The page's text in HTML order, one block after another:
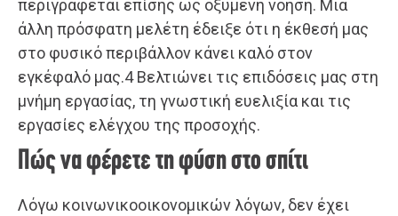
περιγράφεται επίσης ως οξυμένη νόηση. Μια
άλλη πρόσφατη μελέτη έδειξε ότι η έκθεσή μας
στο φυσικό περιβάλλον κάνει καλό στον
εγκέφαλό μας.4 Βελτιώνει τις επιδόσεις μας στη
μνήμη εργασίας, τη γνωστική ευελιξία και τις
εργασίες ελέγχου της προσοχής.
Πώς να φέρετε τη φύση στο σπίτι
Λόγω κοινωνικοοικονομικών λόγων, δεν έχει